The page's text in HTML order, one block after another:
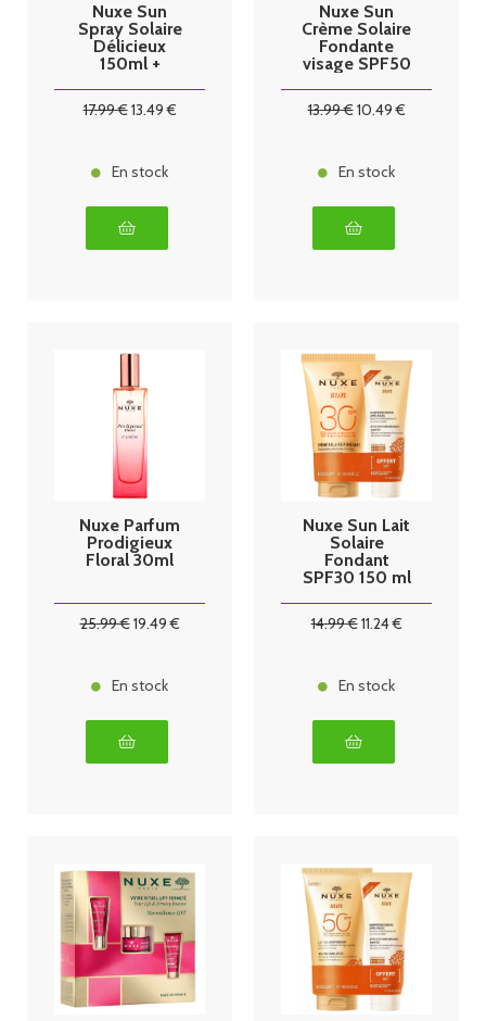
Nuxe Sun
Spray Solaire
Délicieux
150ml +
soleil 100ml
17.99€13.49€
En stock
Nuxe Sun
Crème Solaire
Fondante
visage SPF50
soleil 50ml
13.99€10.49€
En stock
Nuxe Parfum
Prodigieux
Floral 30ml
25.99€19.49€
En stock
Nuxe Sun Lait
Solaire
Fondant
SPF30 150 ml
14.99€11.24€
En stock